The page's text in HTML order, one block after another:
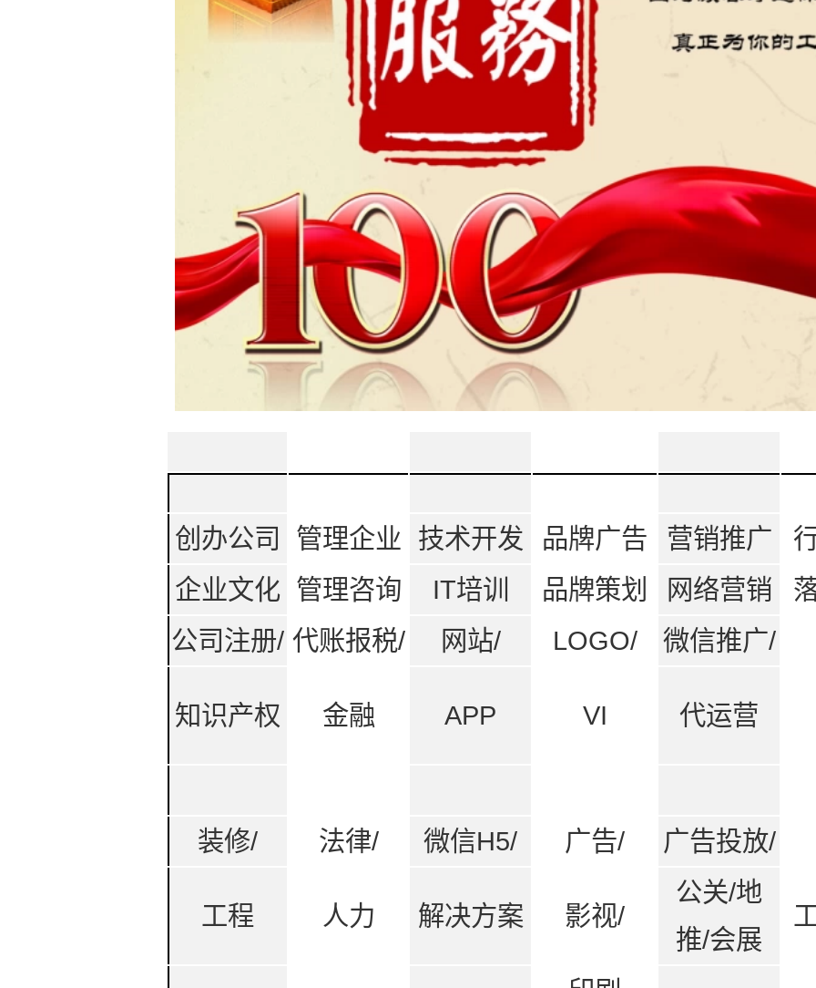
创办公司 管理企业 技术开发 品牌广告 营销推广
企业文化 管理咨询 IT培训 品牌策划 网络营销
公司注册/ 代账报税/ 网站/ LOGO/ 微信推广/
知识产权 金融 APP VI 代运营
装修/ 法律/ 微信H5/ 广告/ 广告投放/
工程 人力 解决方案 影视/
公关/地
推/会展